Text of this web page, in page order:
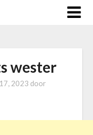
wester
2023 door